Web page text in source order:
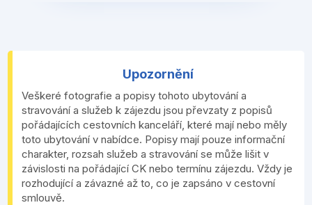
Upozornění
Veškeré fotografie a popisy tohoto ubytování a
stravování a služeb k zájezdu jsou převzaty z popisů
pořádajících cestovních kanceláří, které mají nebo měly
toto ubytování v nabídce. Popisy mají pouze informační
charakter, rozsah služeb a stravování se může lišit v
závislosti na pořádající CK nebo termínu zájezdu. Vždy je
rozhodující a závazné až to, co je zapsáno v cestovní
smlouvě.